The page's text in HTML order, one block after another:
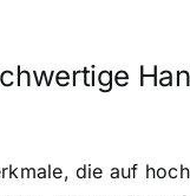
die auf